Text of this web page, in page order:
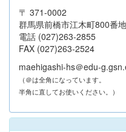
〒 371-0002
群馬県前橋市江木町800番地
電話 (027)263-2855
FAX (027)263-2524
maehigashi-hs＠edu-
（＠は全角になっています。
半角に直してお使いください。）